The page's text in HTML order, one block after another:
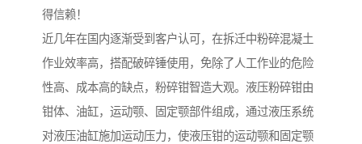
得信赖！
近几年在国内逐渐受到客户认可，在拆迁中粉碎混凝土
作业效率高，搭配破碎锤使用，免除了人工作业的危险
性高、成本高的缺点，粉碎钳智造大观。液压粉碎钳由
钳体、油缸，运动颚、固定颚部件组成，通过液压系统
对液压油缸施加运动压力，使液压钳的运动颚和固定颚